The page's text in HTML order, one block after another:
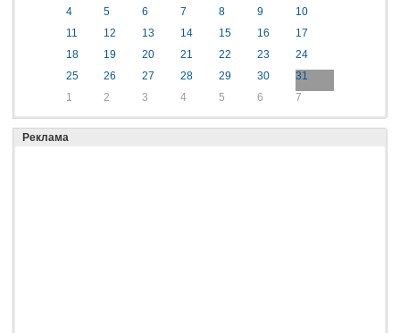
4
5 6 7 8 9
10
11
12 13 14 15 16
17
18
19 20 21 22 23
24
25
26 27 28 29 30
31
1
2 3 4 5 6 7
Реклама